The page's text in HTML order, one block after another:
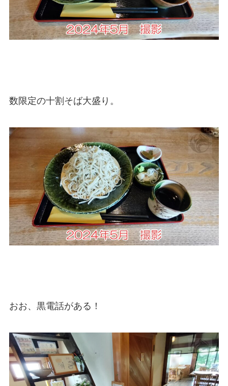
数限定の十割そば大盛り。
おお、黒電話がある！